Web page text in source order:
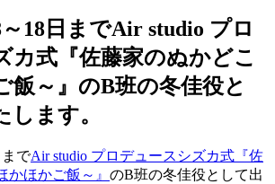
18日までAir studio プロ
カ式『佐藤家のぬかどこ
飯～』のB班の冬佳役と
します。
でAir studio プロデュースシズカ式『佐
かほかご飯～』 のB班の冬佳役として出